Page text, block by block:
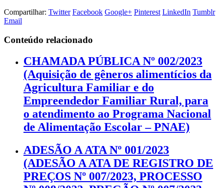
Compartilhar: Twitter Facebook Google+ Pinterest LinkedIn Tumblr
Email
Conteúdo relacionado
CHAMADA PÚBLICA Nº 002/2023
(Aquisição de gêneros alimentícios da
Agricultura Familiar e do
Empreendedor Familiar Rural, para
o atendimento ao Programa Nacional
de Alimentação Escolar – PNAE)
ADESÃO A ATA Nº 001/2023
(ADESÃO A ATA DE REGISTRO DE
PREÇOS Nº 007/2023, PROCESSO